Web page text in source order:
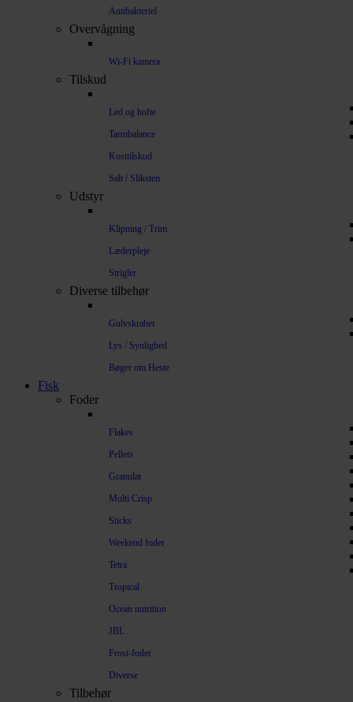
Antibakteriel
Overvågning
Wi-Fi kamera
Tilskud
Led og hofte
Tarmbalance
Kosttilskud
Salt / Sliksten
Udstyr
Klipning / Trim
Læderpleje
Strigler
Diverse tilbehør
Gulvskraber
Lys / Synlighed
Bøger om Heste
Fisk
Foder
Flakes
Pellets
Granulat
Multi Crisp
Sticks
Weekend foder
Tetra
Tropical
Ocean nutrition
JBL
Frost-foder
Diverse
Tilbehør